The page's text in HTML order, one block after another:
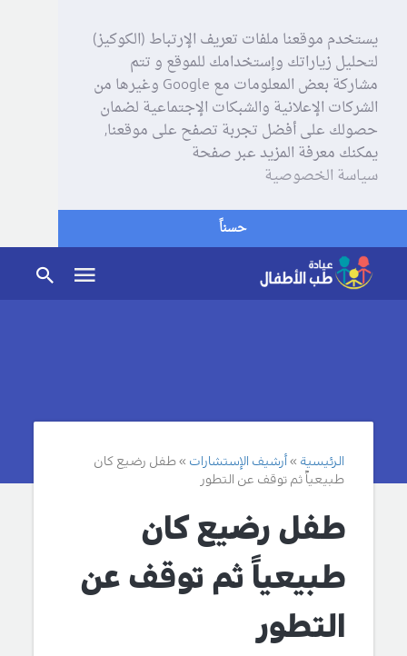
يستخدم موقعنا ملفات تعريف الإرتباط (الكوكيز)
لتحليل زياراتك وإستخدامك للموقع و تتم
مشاركة بعض المعلومات مع Google وغيرها من
الشركات الإعلانية والشبكات الإجتماعية لضمان
حصولك على أفضل تجربة تصفح على موقعنا,
يمكنك معرفة المزيد عبر صفحة
سياسة الخصوصية
حسناً
الرئيسية أرشيف الإستشارات
طفل رضيع كان
طبيعياً ثم توقف عن التطور
طفل رضيع كان
طبيعياً ثم توقف عن
التطور